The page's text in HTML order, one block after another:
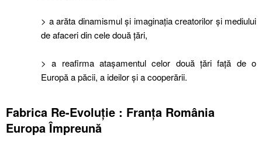
> a arăta dinamismul și imaginația creatorilor și mediului
de afaceri din cele două țări,
> a reafirma atașamentul celor două țări față de o
Europă a păcii, a ideilor și a cooperării.
Fabrica Re-Evoluție : Franța România
Europa Împreună